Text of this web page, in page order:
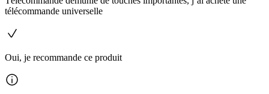
télécommande universelle
Oui, je recommande ce produit